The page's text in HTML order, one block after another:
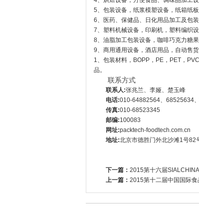
5、包装设备，纸浆模塑设备，纸箱纸
6、医药、保健品、日化用品加工及包装
7、塑料机械设备，印刷机，塑料编织
8、油脂加工包装设备，咖啡巧克力糖
9、商用通用设备，酒店用品，自动售
1、包装材料，BOPP，PE，PET，
品。
联系方式
联系人:张兆兰、李娅、楚玉峰
电话:010-64882564、68525634
传真:010-68523345
邮编:100083
网址:packtech-foodtech.com.cn
地址:北京市德胜门外北沙滩1号82
下一篇： 2015第十六届
上一篇： 2015第十二届中国国际